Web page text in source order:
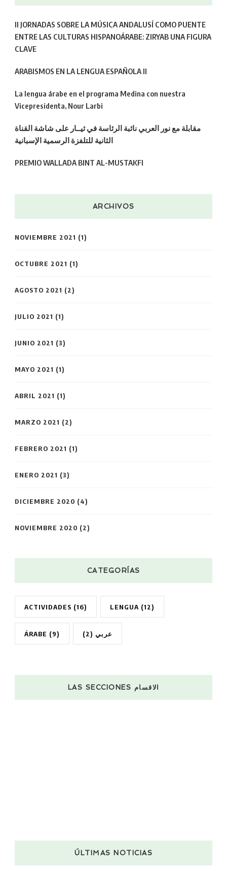
II JORNADAS SOBRE LA MÚSICA ANDALUSÍ COMO PUENTE
ENTRE LAS CULTURAS HISPANOÁRABE: ZIRYAB UNA FIGURA
CLAVE
ARABISMOS EN LA LENGUA ESPAÑOLA II
La lengua árabe en el programa Medina con nuestra
Vicepresidenta, Nour Larbi
مقابلة مع نور العربي نائبة الرئاسة في ثيــار على شاشة القناة
الثانية للتلفزة الرسمية الإسبانية
PREMIO WALLADA BINT AL-MUSTAKFI
ARCHIVOS
NOVIEMBRE 2021 (1)
OCTUBRE 2021 (1)
AGOSTO 2021 (2)
JULIO 2021 (1)
JUNIO 2021 (3)
MAYO 2021 (1)
ABRIL 2021 (1)
MARZO 2021 (2)
FEBRERO 2021 (1)
ENERO 2021 (3)
DICIEMBRE 2020 (4)
NOVIEMBRE 2020 (2)
CATEGORÍAS
ACTIVIDADES (16) LENGUA (12)
ÁRABE (9) عربي (2)
LAS SECCIONES الاقسام
ÚLTIMAS NOTICIAS